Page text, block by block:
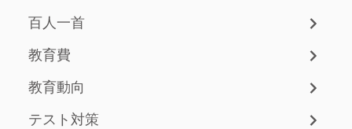
百人一首
教育費
教育動向
テスト対策